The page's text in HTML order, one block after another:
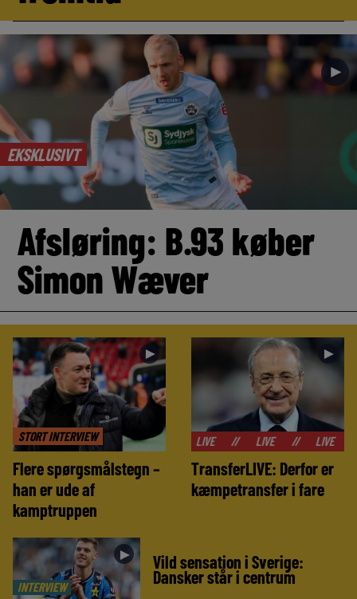
EKSKLUSIVT
►
Afsløring: B.93 køber
Simon Wæver
STORT INTERVIEW
►
Flere spørgsmålstegn –
han er ude af
kamptruppen
►
// LIVE LIVE LIVE // LIVE
TransferLIVE: Derfor er
kæmpetransfer i fare
INTERVIEW
► Vild sensation i Sverige:
Dansker står i centrum